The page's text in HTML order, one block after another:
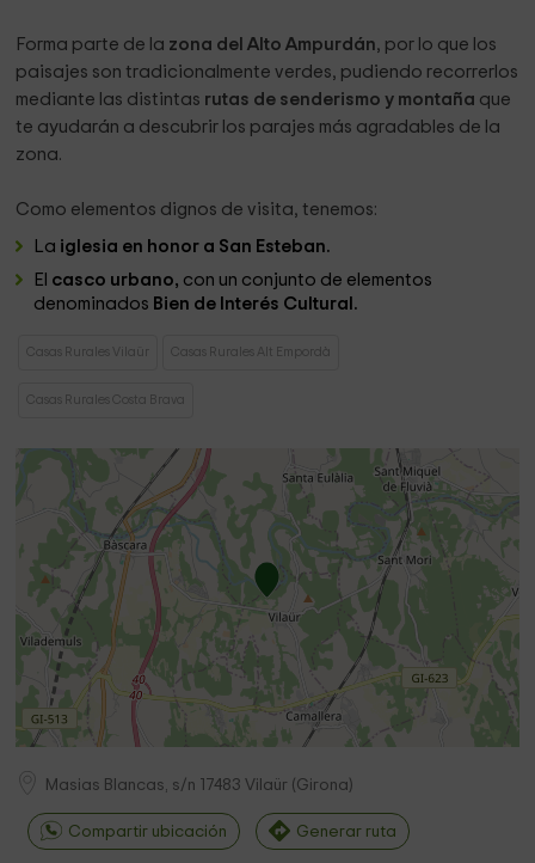
Forma parte de la zona del Alto Ampurdán, por lo que los
paisajes son tradicionalmente verdes, pudiendo recorrerlos
mediante las distintas rutas de senderismo y montaña que
te ayudarán a descubrir los parajes más agradables de la
zona.
Como elementos dignos de visita, tenemos:
La iglesia en honor a San Esteban.
El casco urbano, con un conjunto de elementos
denominados Bien de Interés Cultural.
Casas Rurales Vilaür Casas Rurales Alt Empordà
Casas Rurales Costa Brava
Masias Blancas, s/n 17483 Vilaür (Girona)
Compartir ubicación Generar ruta